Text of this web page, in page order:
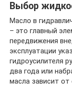
Выбор
Масло в
– это главный
передвижения
эксплуатации
гидроусилителя
два года или
масла зависит